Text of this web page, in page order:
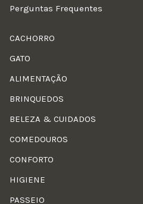
Perguntas Frequentes
CACHORRO
GATO
ALIMENTAÇÃO
BRINQUEDOS
BELEZA & CUIDADOS
COMEDOUROS
CONFORTO
HIGIENE
PASSEIO